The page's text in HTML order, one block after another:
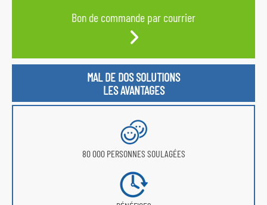
Bon de commande par courrier
MAL DE DOS SOLUTIONS
LES AVANTAGES
80 000 PERSONNES SOULAGÉES